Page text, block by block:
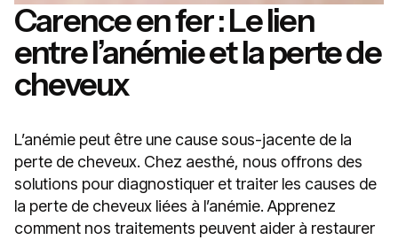
Carence en fer : Le lien
entre l’anémie et la perte de
cheveux
L’anémie peut être une cause sous-jacente de la
perte de cheveux. Chez aesthé, nous offrons des
solutions pour diagnostiquer et traiter les causes de
la perte de cheveux liées à l’anémie. Apprenez
comment nos traitements peuvent aider à restaurer